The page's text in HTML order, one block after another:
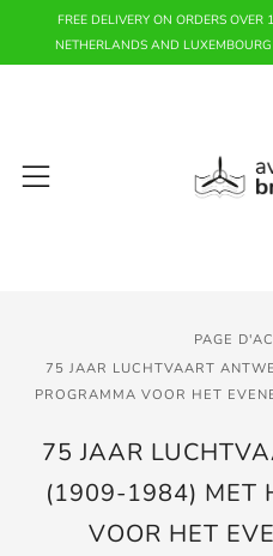
FREE DELIVERY ON ORDERS
NETHERLANDS AND
Menu
PAGE
75 JAAR LUCHTVAART
PROGRAMMA VOOR HET
75 JAAR
(1909-1984) MET
VOOR HET